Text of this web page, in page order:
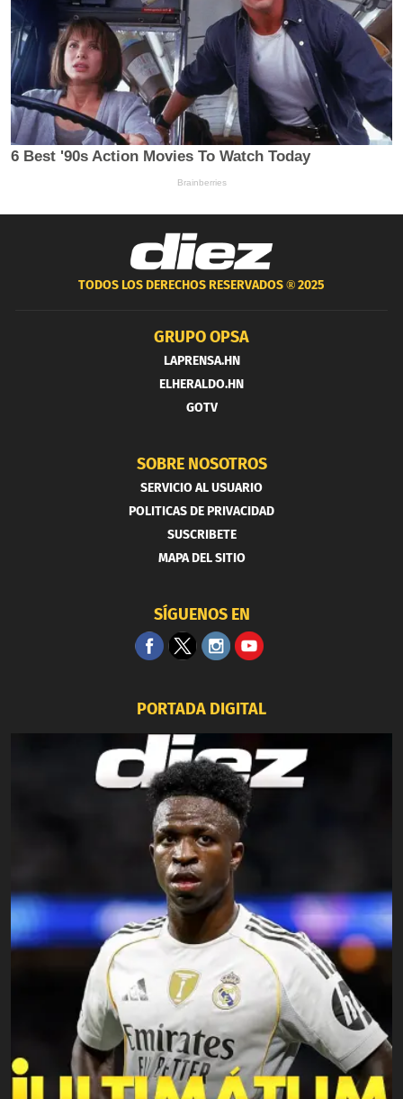
TODOS LOS DERECHOS RESERVADOS ®2025
GRUPO OPSA
LAPRENSA.HN
ELHERALDO.HN
GOTV
SOBRE NOSOTROS
SERVICIO AL USUARIO
POLITICAS DE PRIVACIDAD
SUSCRIBETE
MAPA DEL SITIO
SÍGUENOS EN
PORTADA DIGITAL